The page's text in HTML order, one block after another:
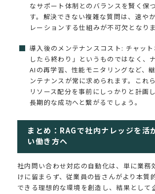
なサポート体制とのバランスを賢く保
す。解決できない複雑な質問は、速や
レーションする仕組みが不可欠となりま
導入後のメンテナンスコスト: チャッ
したら終わり」というものではなく、
AIの再学習、性能モニタリングなど、
ンテナンスが常に求められます。これ
リソース配分を事前にしっかりと計画
長期的な成功へと繋がるでしょう。
まとめ：RAGで社内ナレッジを活
い働き方へ
社内問い合わせ対応の自動化は、単に業務
けに留まらず、従業員の皆さんがより本質
できる理想的な環境を創造し、結果として